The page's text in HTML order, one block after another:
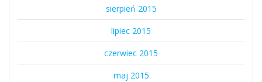
sierpień 2015
lipiec 2015
czerwiec 2015
maj 2015